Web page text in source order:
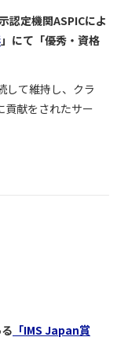
認定機関ASPICによ
」にて「優秀・資格
して維持し、クラ
貢献をされたサー
「IMS Japan賞